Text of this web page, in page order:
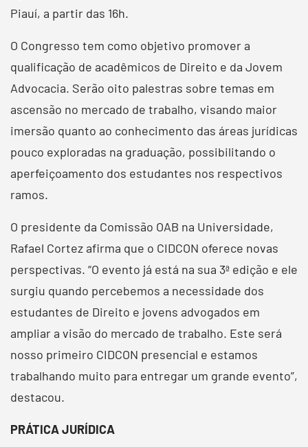
Piauí, a partir das 16h.
O Congresso tem como objetivo promover a
qualificação de acadêmicos de Direito e da Jovem
Advocacia. Serão oito palestras sobre temas em
ascensão no mercado de trabalho, visando maior
imersão quanto ao conhecimento das áreas jurídicas
pouco exploradas na graduação, possibilitando o
aperfeiçoamento dos estudantes nos respectivos
ramos.
O presidente da Comissão OAB na Universidade,
Rafael Cortez afirma que o CIDCON oferece novas
perspectivas. “O evento já está na sua 3ª edição e ele
surgiu quando percebemos a necessidade dos
estudantes de Direito e jovens advogados em
ampliar a visão do mercado de trabalho. Este será
nosso primeiro CIDCON presencial e estamos
trabalhando muito para entregar um grande evento”,
destacou.
PRÁTICA JURÍDICA